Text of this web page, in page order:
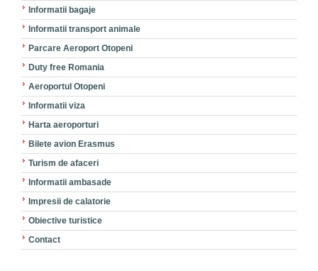
Informatii bagaje
Informatii transport animale
Parcare Aeroport Otopeni
Duty free Romania
Aeroportul Otopeni
Informatii viza
Harta aeroporturi
Bilete avion Erasmus
Turism de afaceri
Informatii ambasade
Impresii de calatorie
Obiective turistice
Contact